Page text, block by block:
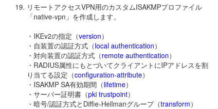
リモートアクセスVPN用のカスタムISAKMPプロファイル
「native-vpn」を作成します。
・IKEv2の指定（version）
・自装置の認証方式（local authentication）
・対向装置の認証方式（remote authentication）
・RADIUS属性にもとづいてクライアントにIPアドレスを割
り当てる設定（configuration-attribute）
・ISAKMP SA有効期間（lifetime）
・サーバー証明書（pki trustpoint）
・暗号/認証方式とDiffie-Hellmanグループ（transform）